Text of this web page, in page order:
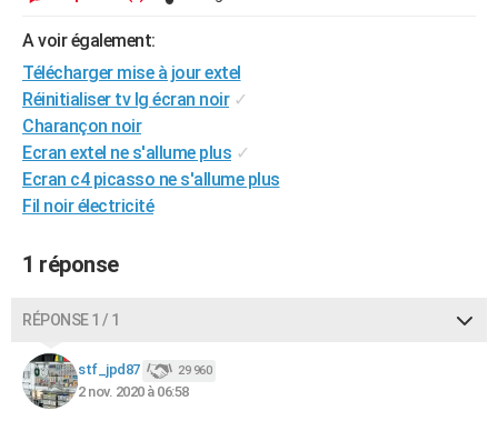
GUIDES D'ACHAT
BONS PLANS
CARTE DE VOEUX
Carte de Noël
Carte Bonne année
Carte Saint-Valentin
Carte Pâques
Carte d'anniversaire
DICTIONNAIRE
Dictionnaire
Biographies
Citations
Expressions
Proverbes
PROGRAMME TV
COPAINS D'AVANT
Bricolage
Lifestyle
Culture
Sport
Auto
Television
Voyage
Cinema
A voir également:
Télécharger mise à jour extel
Réinitialiser tv lg écran noir ✓
Charançon noir
Ecran extel ne s'allume plus ✓
Ecran c4 picasso ne s'allume plus
Fil noir électricité
1 réponse
RÉPONSE 1 / 1
stf_jpd87 29 960
2 nov. 2020 à 06:58